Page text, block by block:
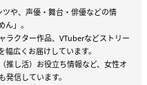
や、声優・舞台・俳優などの情
」。
ラクター作品、VTuberなどストリー
広くお届けしています。
推し活）お役立ち情報など、女性オ
信しています。